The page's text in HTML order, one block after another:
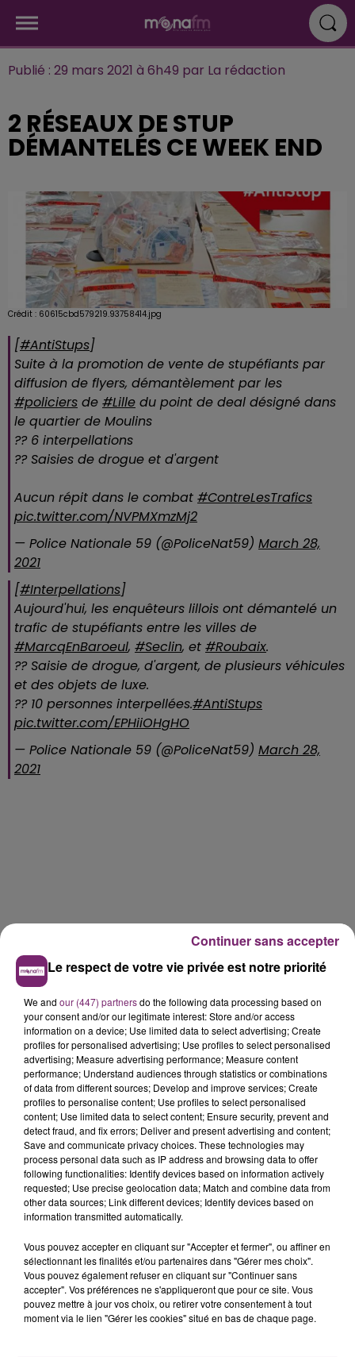
Publié : 29 mars 2021 à 6h49 par La rédaction
2 RÉSEAUX DE STUP
DÉMANTELÉS CE WEEK END
Crédit : 60615cbd579219.93758414.jpg
[#AntiStups]
Suite à la promotion de vente de stupéfiants par
diffusion de flyers, démantèlement par les
#policiers de #Lille du point de deal désigné dans
le quartier de Moulins
?? 6 interpellations
?? Saisies de drogue et d'argent
Aucun répit dans le combat #ContreLesTrafics
pic.twitter.com/NVPMXmzMj2
— Police Nationale 59 (@PoliceNat59) March 28,
2021
[#Interpellations]
Aujourd'hui, les enquêteurs lillois ont démantelé un
trafic de stupéfiants entre les villes de
#MarcqEnBaroeul, #Seclin, et #Roubaix.
?? Saisie de drogue, d'argent, de plusieurs véhicules
et des objets de luxe.
?? 10 personnes interpellées.#AntiStups
pic.twitter.com/EPHiiOHgHO
— Police Nationale 59 (@PoliceNat59) March 28,
2021
La Bulle - Guinguette éphémère
de Frelinghien !
Le respect de votre vie privée est notre priorité
We and our (447) partnersdo the following data processing based on
your consent and/or our legitimate interest: Store and/or access
information on a device; Use limited data to select advertising; Create
profiles for personalised advertising; Use profiles to select personalised
advertising; Measure advertising performance; Measure content
performance; Understand audiences through statistics or combinations
of data from different sources; Develop and improve services; Create
profiles to personalise content; Use profiles to select personalised
content; Use limited data to select content; Ensure security, prevent and
detect fraud, and fix errors; Deliver and present advertising and content;
Save and communicate privacy choices. These technologies may
process personal data such as IP address and browsing data to offer
following functionalities: Identify devices based on information actively
requested; Use precise geolocation data; Match and combine data from
other data sources; Link different devices; Identify devices based on
information transmitted automatically.
Vous pouvez accepter en cliquant sur "Accepter et fermer", ou affiner en
sélectionnant les finalités et/ou partenaires dans "Gérer mes choix".
Vous pouvez également refuser en cliquant sur "Continuer sans
accepter". Vos préférences ne s'appliqueront que pour ce site. Vous
pouvez mettre à jour vos choix, ou retirer votre consentement à tout
moment via le lien "Gérer les cookies" situé en bas de chaque page.
Continuer sans accepter